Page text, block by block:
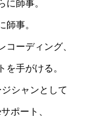
に師事。
師事。
コーディング、
を手がける。
シャンとして
ポート、